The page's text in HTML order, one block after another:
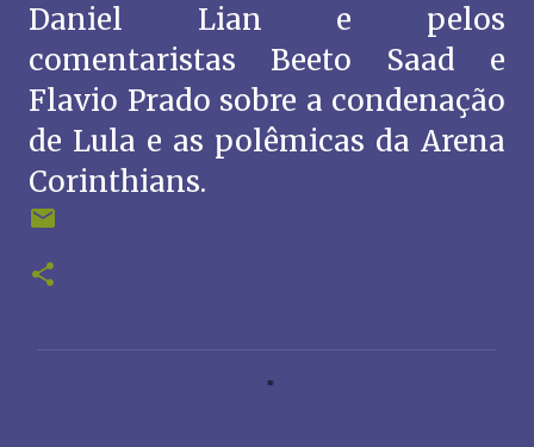
Daniel Lian e pelos
comentaristas Beeto Saad e
Flavio Prado sobre a condenação
de Lula e as polêmicas da Arena
Corinthians.